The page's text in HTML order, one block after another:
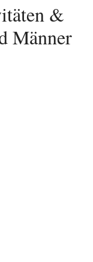
&
Männer